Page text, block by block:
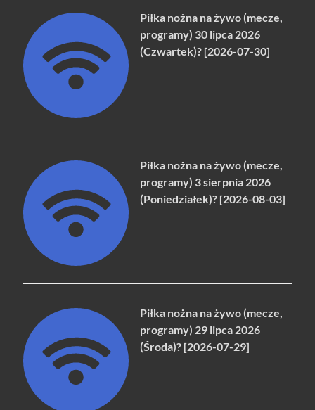
Piłka nożna na żywo (mecze,
programy) 30 lipca 2026
(Czwartek)? [2026-07-30]
Piłka nożna na żywo (mecze,
programy) 3 sierpnia 2026
(Poniedziałek)? [2026-08-03]
Piłka nożna na żywo (mecze,
programy) 29 lipca 2026
(Środa)? [2026-07-29]